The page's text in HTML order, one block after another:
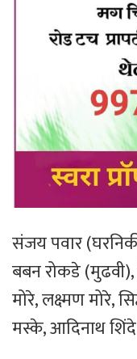
​संजय पवार
​बबन रोकडे
मोरे, लक्ष्मण मोरे,
मस्के, आदिनाथ